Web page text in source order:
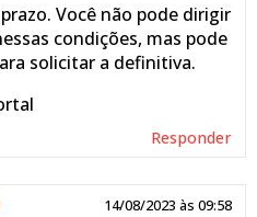
Você não pode dirigir
condições, mas pode
solicitar a definitiva.
Responder
14/08/2023 às 09:58